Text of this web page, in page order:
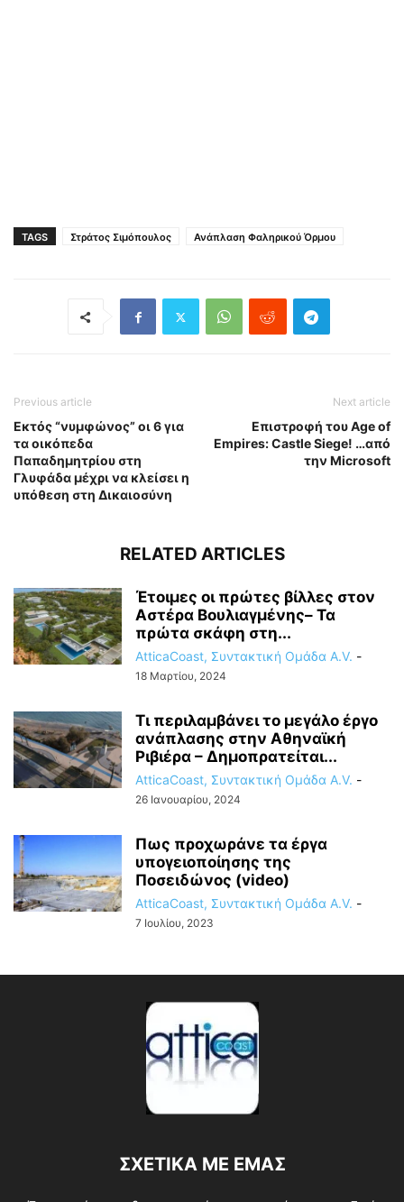
TAGS Στράτος Σιμόπουλος Ανάπλαση Φαληρικού Όρμου
Previous article
Εκτός “νυμφώνος” οι 6 για
τα οικόπεδα
Παπαδημητρίου στη
Γλυφάδα μέχρι να κλείσει η
υπόθεση στη Δικαιοσύνη
Next article
Επιστροφή του Age of
Empires: Castle Siege! …από
την Microsoft
RELATED ARTICLES
Έτοιμες οι πρώτες βίλλες στον
Αστέρα Βουλιαγμένης– Τα
πρώτα σκάφη στη...
AtticaCoast, Συντακτική Ομάδα A.V. -
18 Μαρτίου, 2024
Τι περιλαμβάνει το μεγάλο έργο
ανάπλασης στην Αθηναϊκή
Ριβιέρα – Δημοπρατείται...
AtticaCoast, Συντακτική Ομάδα A.V. -
26 Ιανουαρίου, 2024
Πως προχωράνε τα έργα
υπογειοποίησης της
Ποσειδώνος (video)
AtticaCoast, Συντακτική Ομάδα A.V. -
7 Ιουλίου, 2023
ΣΧΕΤΙΚΑ ΜΕ ΕΜΑΣ